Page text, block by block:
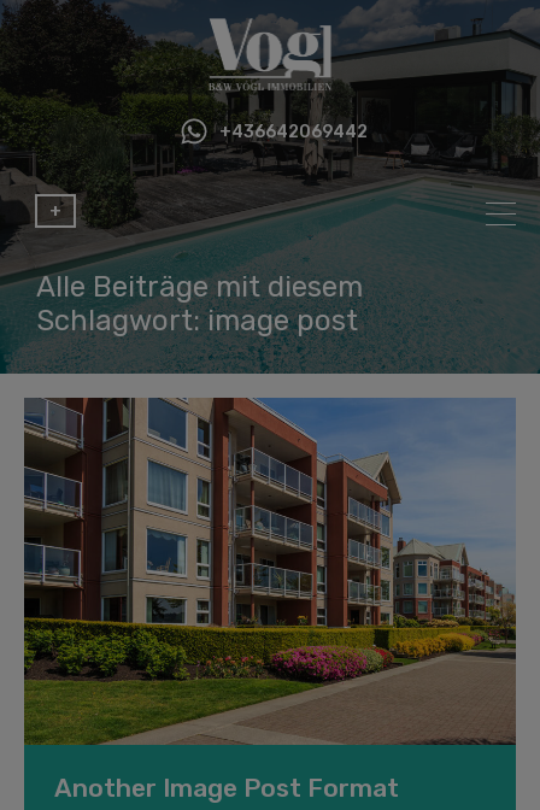
+436642069442
+
Alle Beiträge mit diesem
Schlagwort: image post
Another Image Post Format